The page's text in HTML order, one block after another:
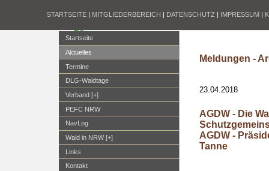
STARTSEITE | MITGLIEDERBEREICH | DATENSCHUTZ | IMPRESSUM |
Startseite
Aktuelles
Termine
DLG-Waldtage
Verband [+]
PEFC NRW
NavLog
Wald in NRW [+]
Links
Kontakt
Meldungen -
23.04.2018
AGDW - Die
AGDW -
Tanne